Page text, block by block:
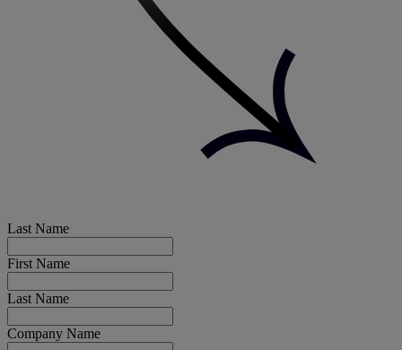
Last Name
First Name
Last Name
Company Name